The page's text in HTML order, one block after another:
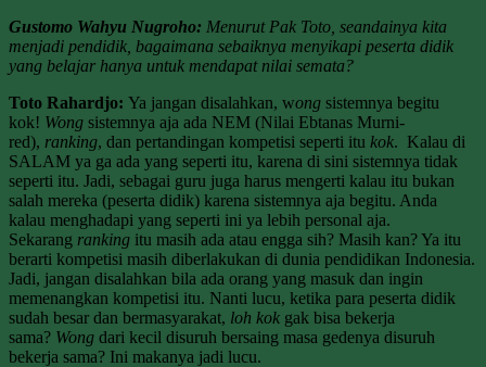
Gustomo Wahyu Nugroho: Menurut Pak Toto, seandainya kita
menjadi pendidik, bagaimana sebaiknya menyikapi peserta didik
yang belajar hanya untuk mendapat nilai semata?
Toto Rahardjo: Ya jangan disalahkan, wong sistemnya begitu
kok! Wong sistemnya aja ada NEM (Nilai Ebtanas Murni-
red), ranking, dan pertandingan kompetisi seperti itu kok. Kalau di
SALAM ya ga ada yang seperti itu, karena di sini sistemnya tidak
seperti itu. Jadi, sebagai guru juga harus mengerti kalau itu bukan
salah mereka (peserta didik) karena sistemnya aja begitu. Anda
kalau menghadapi yang seperti ini ya lebih personal aja.
Sekarang ranking itu masih ada atau engga sih? Masih kan? Ya itu
berarti kompetisi masih diberlakukan di dunia pendidikan Indonesia.
Jadi, jangan disalahkan bila ada orang yang masuk dan ingin
memenangkan kompetisi itu. Nanti lucu, ketika para peserta didik
sudah besar dan bermasyarakat, loh kok gak bisa bekerja
sama? Wong dari kecil disuruh bersaing masa gedenya disuruh
bekerja sama? Ini makanya jadi lucu.